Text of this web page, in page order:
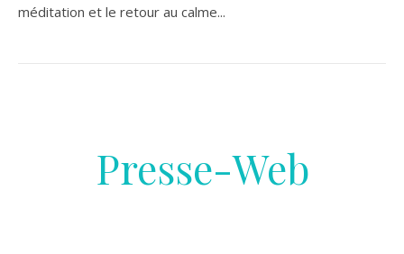
méditation et le retour au calme...
Presse-Web